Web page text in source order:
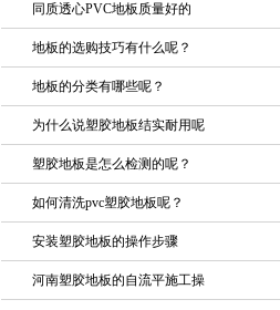
同质透心PVC地板质量好的
地板的选购技巧有什么呢？
地板的分类有哪些呢？
为什么说塑胶地板结实耐用呢
塑胶地板是怎么检测的呢？
如何清洗pvc塑胶地板呢？
安装塑胶地板的操作步骤
河南塑胶地板的自流平施工操